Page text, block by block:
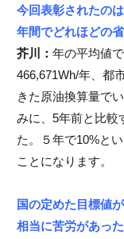
今回表彰されたの
年間でどれほどの
芥川： 年の平均値
466,671Wh/年、都
きた原油換算量で
みに、5年前と比較
た。５年で10%と
ことになります。
国の定めた目標値
相当に苦労があっ